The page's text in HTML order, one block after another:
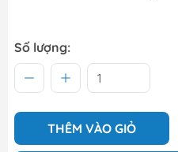
Số lượng:
THÊM VÀO GIỎ